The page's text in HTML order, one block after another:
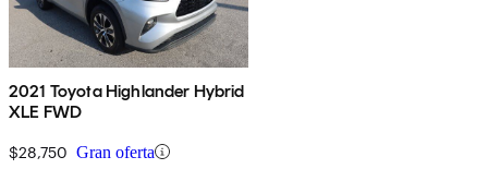
2021 Toyota Highlander Hybrid
XLE FWD
$28,750 Gran oferta